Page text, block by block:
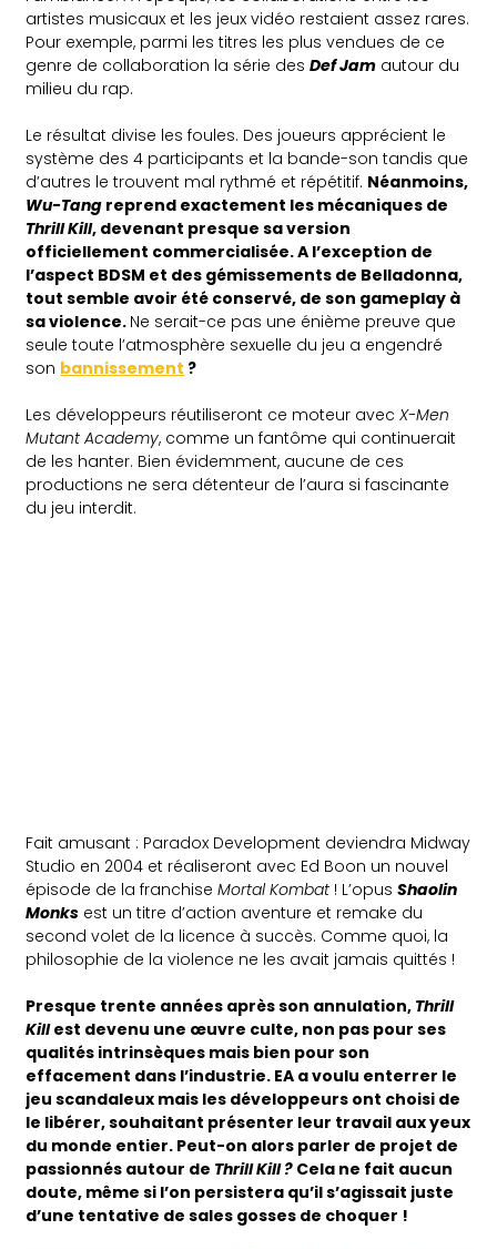
artistes musicaux et les jeux vidéo restaient assez rares.
Pour exemple, parmi les titres les plus vendues de ce
genre de collaboration la série desDef Jam autour du
milieu du rap.
Le résultat divise les foules. Des joueurs apprécient le
système des 4 participants et la bande-son tandis que
d’autres le trouvent mal rythmé et répétitif. Néanmoins,
Wu-Tang reprend exactement les mécaniques de
Thrill Kill, devenant presque sa version
officiellement commercialisée. A l’exception de
l’aspect BDSM et des gémissements de Belladonna,
tout semble avoir été conservé, de son gameplay à
sa violence. Ne serait-ce pas une énième preuve que
seule toute l’atmosphère sexuelle du jeu a engendré
son bannissement ?
Les développeurs réutiliseront ce moteur avec X-Men
Mutant Academy, comme un fantôme qui continuerait
de les hanter. Bien évidemment, aucune de ces
productions ne sera détenteur de l’aura si fascinante
du jeu interdit.
Fait amusant : Paradox Development deviendra Midway
Studio en 2004 et réaliseront avec Ed Boon un nouvel
épisode de la franchiseMortal Kombat ! L’opusShaolin
Monks est un titre d’action aventure et remake du
second volet de la licence à succès. Comme quoi, la
philosophie de la violence ne les avait jamais quittés !
Presque trente années après son annulation, Thrill
Killest devenu une œuvre culte, non pas pour ses
qualités intrinsèques mais bien pour son
effacement dans l’industrie. EA a voulu enterrer le
jeu scandaleux mais les développeurs ont choisi de
le libérer, souhaitant présenter leur travail aux yeux
du monde entier. Peut-on alors parler de projet de
passionnés autour de Thrill Kill ? Cela ne fait aucun
doute, même si l’on persistera qu’il s’agissait juste
d’une tentative de sales gosses de choquer !